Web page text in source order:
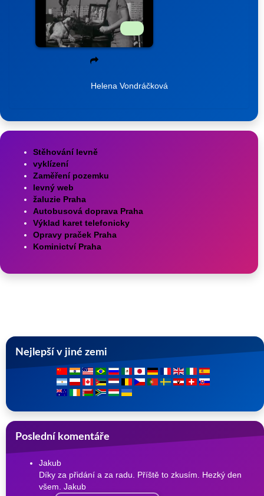
Helena Vondráčková
Stěhování levně
vyklízení
Zaměření pozemku
levný web
žaluzie Praha
Autobusová doprava Praha
Výklad karet telefonicky
Opravy praček Praha
Kominictví Praha
Nejlepší v jiné zemi
Poslední komentáře
Jakub
Díky za přidání a za radu. Příště to zkusím. Hezký den
všem. Jakub